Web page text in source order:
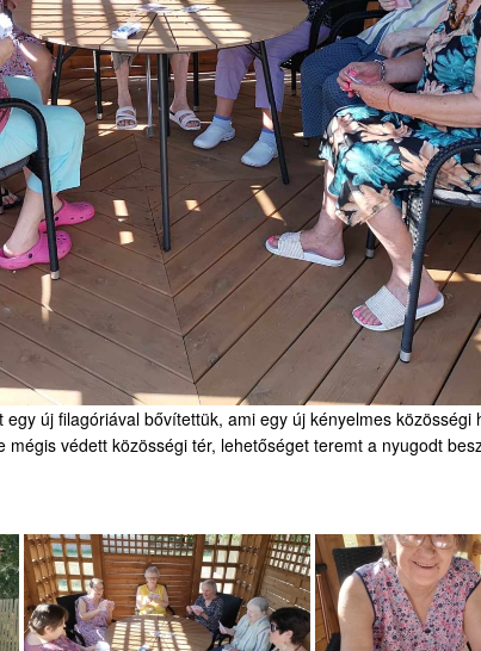
új filagóriával bővítettük, ami egy új kényelmes közösségi
védett közösségi tér, lehetőséget teremt a nyugodt